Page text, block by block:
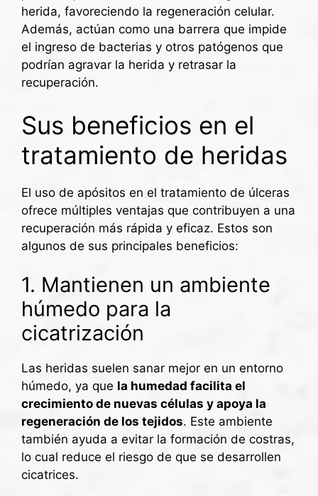
herida, favoreciendo la regeneración celular.
Además, actúan como una barrera que impide
el ingreso de bacterias y otros patógenos que
podrían agravar la herida y retrasar la
recuperación.
Sus beneficios en el
tratamiento de heridas
El uso de apósitos en el tratamiento de úlceras
ofrece múltiples ventajas que contribuyen a una
recuperación más rápida y eficaz. Estos son
algunos de sus principales beneficios:
1. Mantienen un ambiente
húmedo para la
cicatrización
Las heridas suelen sanar mejor en un entorno
húmedo, ya que la humedad facilita el
crecimiento de nuevas células y apoya la
regeneración de los tejidos. Este ambiente
también ayuda a evitar la formación de costras,
lo cual reduce el riesgo de que se desarrollen
cicatrices.